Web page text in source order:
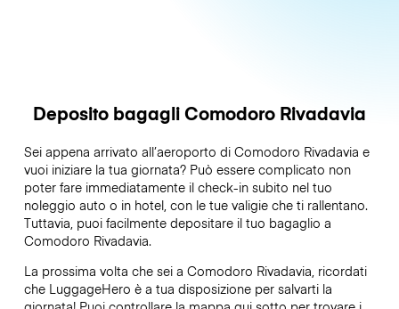
Deposito bagagli Comodoro Rivadavia
Sei appena arrivato all’aeroporto di Comodoro Rivadavia e
vuoi iniziare la tua giornata? Può essere complicato non
poter fare immediatamente il check-in subito nel tuo
noleggio auto o in hotel, con le tue valigie che ti rallentano.
Tuttavia, puoi facilmente depositare il tuo bagaglio a
Comodoro Rivadavia.
La prossima volta che sei a Comodoro Rivadavia, ricordati
che LuggageHero è a tua disposizione per salvarti la